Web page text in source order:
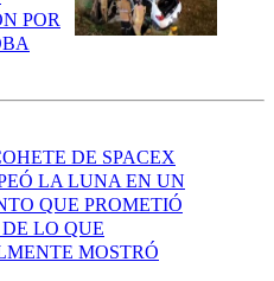
POR
DE SPACEX
LA LUNA EN UN
QUE PROMETIÓ
LO QUE
MOSTRÓ